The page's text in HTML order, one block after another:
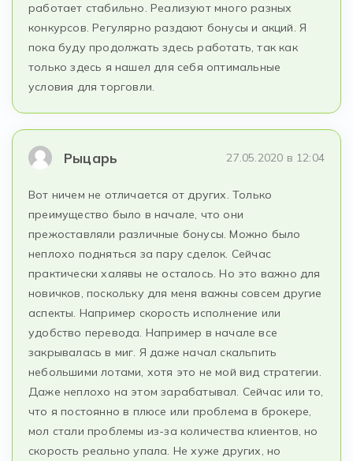
работает стабильно. Реализуют много разных
конкурсов. Регулярно раздают бонусы и акций. Я
пока буду продолжать здесь работать, так как
только здесь я нашел для себя оптимальные
условия для торговли.
Рыцарь 27.05.2020 в 12:04
Вот ничем не отличается от других. Только
преимущество было в начале, что они
прежоставляли различные бонусы. Можно было
неплохо подняться за пару сделок. Сейчас
практически халявы не осталось. Но это важно для
новичков, поскольку для меня важны совсем другие
аспекты. Например скорость исполнение или
удобство перевода. Например в начале все
закрывалась в миг. Я даже начал скальпить
небольшими лотами, хотя это не мой вид стратегии.
Даже неплохо на этом зарабатывал. Сейчас или то,
что я постоянно в плюсе или проблема в брокере,
мол стали проблемы из-за количества клиентов, но
скорость реально упала. Не хуже других, но